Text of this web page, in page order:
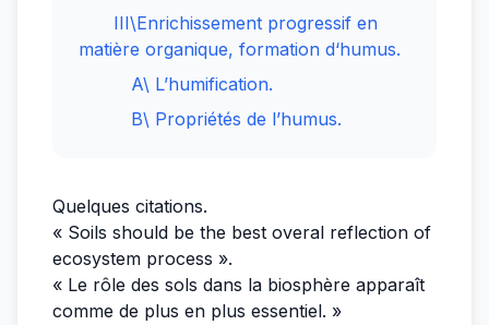
III\Enrichissement progressif en
matière organique, formation d‘humus.
A\ L’humification.
B\ Propriétés de l’humus.
Quelques citations.
« Soils should be the best overal reflection of
ecosystem process ».
« Le rôle des sols dans la biosphère apparaît
comme de plus en plus essentiel. »